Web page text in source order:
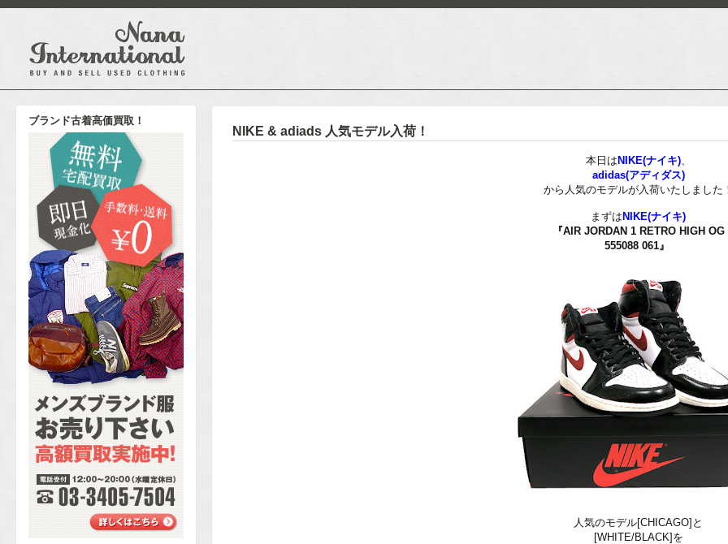
ブランド古着高価買取！
NIKE & adiads 人気モデル入荷！
本日は NIKE(ナイキ)、
adidas(アディダス)
から人気のモデルが入荷いたしました
まずは NIKE(ナイキ)
『AIR JORDAN 1 RETRO HIGH OG
555088 061』
人気のモデル[CHICAGO]と
[WHITE/BLACK]を